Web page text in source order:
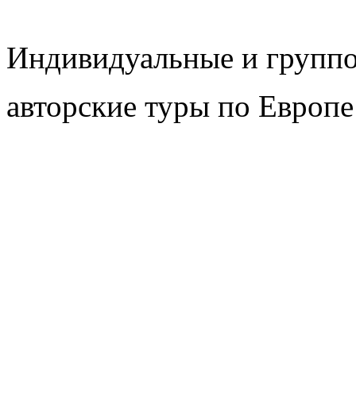
Индивидуальные и
авторские туры по